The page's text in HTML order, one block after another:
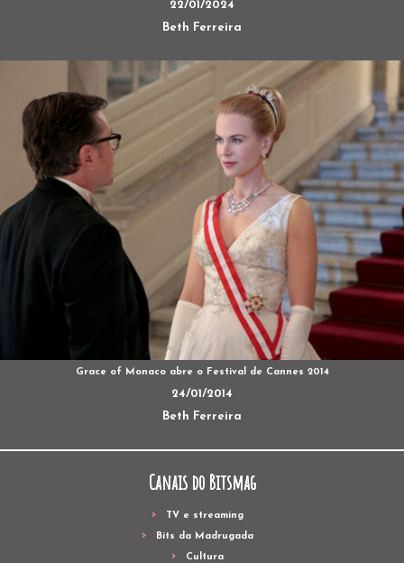
22/01/2024
Beth Ferreira
Grace of Monaco abre o Festival de Cannes 2014
24/01/2014
Beth Ferreira
Canais do Bitsmag
TV e streaming
Bits da Madrugada
Cultura